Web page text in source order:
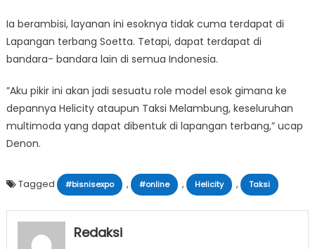
Ia berambisi, layanan ini esoknya tidak cuma terdapat di
Lapangan terbang Soetta. Tetapi, dapat terdapat di
bandara- bandara lain di semua Indonesia.
”Aku pikir ini akan jadi sesuatu role model esok gimana ke
depannya Helicity ataupun Taksi Melambung, keseluruhan
multimoda yang dapat dibentuk di lapangan terbang,” ucap
Denon.
Tagged #bisnisexpo , #online , Helicity , Taksi
Redaksi